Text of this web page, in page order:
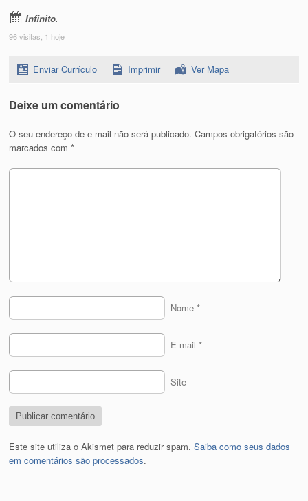
Infinito.
96 visitas, 1 hoje
Enviar Currículo Imprimir Ver Mapa
Deixe um comentário
O seu endereço de e-mail não será publicado. Campos obrigatórios são
marcados com*
Nome *
E-mail *
Site
Este site utiliza o Akismet para reduzir spam.Saiba como seus dados
em comentários são processados.